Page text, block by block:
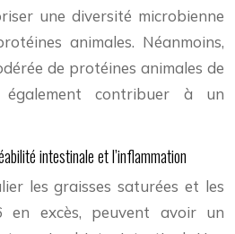
une diversité microbienne
animales. Néanmoins,
de protéines animales de
contribuer à un
intestinale et l’inflammation
les graisses saturées et les
en excès, peuvent avoir un